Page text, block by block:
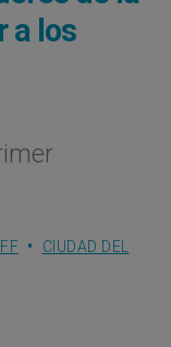
a los
CIUDAD DEL